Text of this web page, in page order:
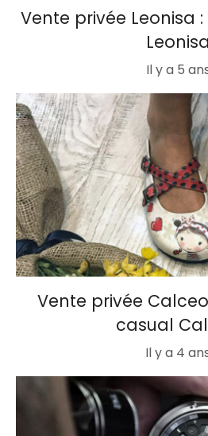
Vente privée Leonisa
Leonisa
Il y a 5
Vente privée
casual
Il y a 4